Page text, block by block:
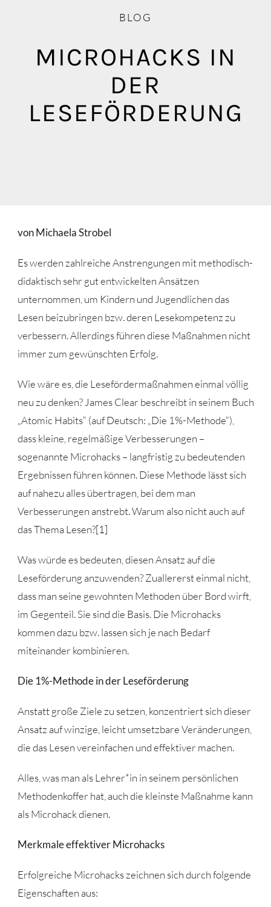
BLOG
MICROHACKS IN
DER
LESEFÖRDERUNG
von Michaela Strobel
Es werden zahlreiche Anstrengungen mit methodisch-
didaktisch sehr gut entwickelten Ansätzen
unternommen, um Kindern und Jugendlichen das
Lesen beizubringen bzw. deren Lesekompetenz zu
verbessern. Allerdings führen diese Maßnahmen nicht
immer zum gewünschten Erfolg.
Wie wäre es, die Lesefördermaßnahmen einmal völlig
neu zu denken? James Clear beschreibt in seinem Buch
„Atomic Habits“ (auf Deutsch: „Die 1%-Methode“),
dass kleine, regelmäßige Verbesserungen –
sogenannte Microhacks – langfristig zu bedeutenden
Ergebnissen führen können. Diese Methode lässt sich
auf nahezu alles übertragen, bei dem man
Verbesserungen anstrebt. Warum also nicht auch auf
das Thema Lesen?[1]
Was würde es bedeuten, diesen Ansatz auf die
Leseförderung anzuwenden? Zuallererst einmal nicht,
dass man seine gewohnten Methoden über Bord wirft,
im Gegenteil. Sie sind die Basis. Die Microhacks
kommen dazu bzw. lassen sich je nach Bedarf
miteinander kombinieren.
Die 1%-Methode in der Leseförderung
Anstatt große Ziele zu setzen, konzentriert sich dieser
Ansatz auf winzige, leicht umsetzbare Veränderungen,
die das Lesen vereinfachen und effektiver machen.
Alles, was man als Lehrer*in in seinem persönlichen
Methodenkoffer hat, auch die kleinste Maßnahme kann
als Microhack dienen.
Merkmale effektiver Microhacks
Erfolgreiche Microhacks zeichnen sich durch folgende
Eigenschaften aus: